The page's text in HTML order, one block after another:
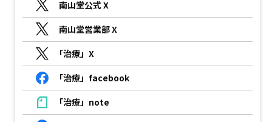
南山堂公式 X
南山堂営業部 X
「治療」X
「治療」facebook
「治療」note